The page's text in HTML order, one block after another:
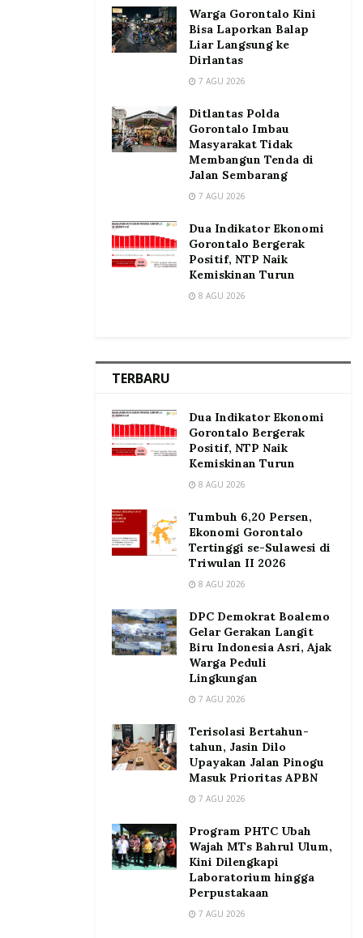
Warga Gorontalo Kini
Bisa Laporkan Balap
Liar Langsung ke
Dirlantas
7 AGU 2026
Ditlantas Polda
Gorontalo Imbau
Masyarakat Tidak
Membangun Tenda di
Jalan Sembarang
7 AGU 2026
Dua Indikator Ekonomi
Gorontalo Bergerak
Positif, NTP Naik
Kemiskinan Turun
8 AGU 2026
TERBARU
Dua Indikator Ekonomi
Gorontalo Bergerak
Positif, NTP Naik
Kemiskinan Turun
8 AGU 2026
Tumbuh 6,20 Persen,
Ekonomi Gorontalo
Tertinggi se-Sulawesi di
Triwulan II 2026
8 AGU 2026
DPC Demokrat Boalemo
Gelar Gerakan Langit
Biru Indonesia Asri, Ajak
Warga Peduli
Lingkungan
7 AGU 2026
Terisolasi Bertahun-
tahun, Jasin Dilo
Upayakan Jalan Pinogu
Masuk Prioritas APBN
7 AGU 2026
Program PHTC Ubah
Wajah MTs Bahrul Ulum,
Kini Dilengkapi
Laboratorium hingga
Perpustakaan
7 AGU 2026